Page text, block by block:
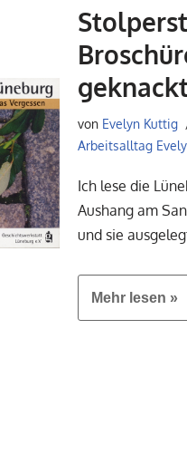
von Evelyn Kuttig
Arbeitsalltag
Ich lese die
Aushang am
und sie
Mehr lesen »